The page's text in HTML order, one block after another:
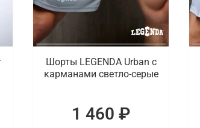
Шорты LEGENDA Urban c
карманами светло-серые
1 460 ₽